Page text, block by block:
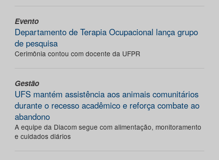
Evento
Departamento de Terapia Ocupacional lança grupo
de pesquisa
Cerimônia contou com docente da UFPR
Gestão
UFS mantém assistência aos animais comunitários
durante o recesso acadêmico e reforça combate ao
abandono
A equipe da Diacom segue com alimentação, monitoramento
e cuidados diários